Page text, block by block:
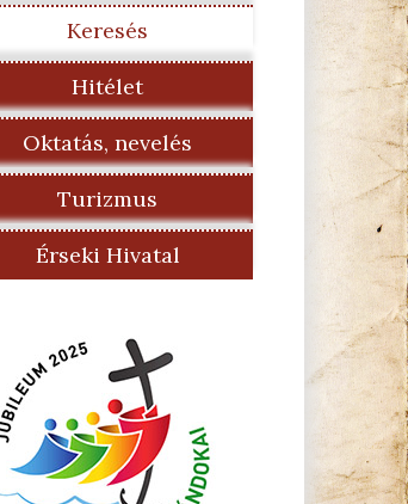
Keresés
Hitélet
Oktatás, nevelés
Turizmus
Érseki Hivatal